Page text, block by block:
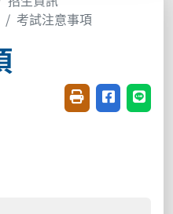
考試注意事項
友善列印(開新視
分享至臉書
分享